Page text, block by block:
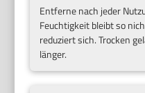
Entferne nach jeder
Feuchtigkeit bleibt so
reduziert sich. Trocken
länger.